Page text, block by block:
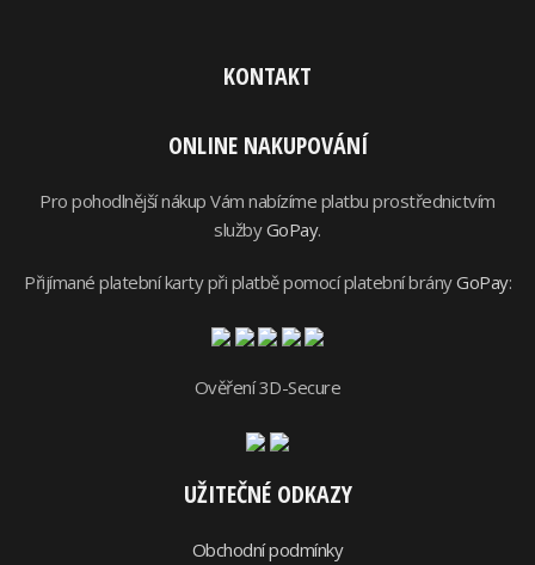
KONTAKT
ONLINE NAKUPOVÁNÍ
Pro pohodlnější nákup Vám nabízíme platbu prostřednictvím
službyGoPay.
Přijímané platební karty při platbě pomocí platební brányGoPay:
Ověření 3D-Secure
UŽITEČNÉ ODKAZY
Obchodní podmínky